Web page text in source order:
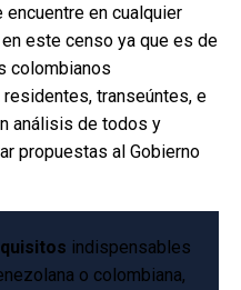
en cualquier
este censo ya que es de
colombianos
transeúntes, e
análisis de todos y
propuestas al Gobierno
indispensables
o colombiana,